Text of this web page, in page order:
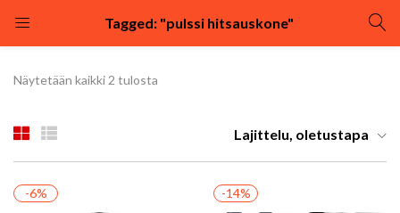
Tagged: "pulssi hitsauskone"
KIRJAUDU REKISTÖRÖIDY
Kirjaudu sisään käyttäjätunnuksella ja salasanalla.
Näytetään kaikki 2 tulosta
Lajittelu, oletustapa
-6% -14%